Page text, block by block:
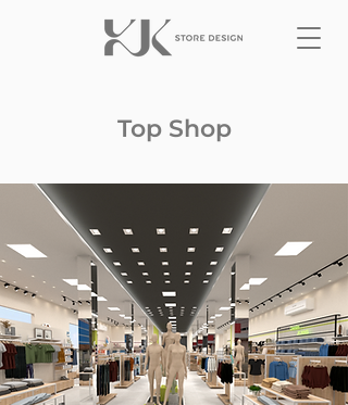
Top Shop